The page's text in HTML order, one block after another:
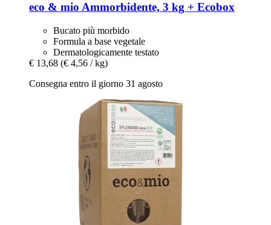
eco & mio Ammorbidente, 3 kg + Ecobox
Bucato più morbido
Formula a base vegetale
Dermatologicamente testato
€ 13,68 (€ 4,56 / kg)
Consegna entro il giorno 31 agosto